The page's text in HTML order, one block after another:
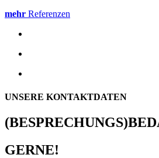
mehr Referenzen
UNSERE KONTAKTDATEN
GERNE!